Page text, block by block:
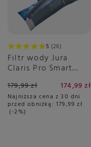
5 26
Filtr wody Jura
Claris Pro Smart
179,99 zł 174,99 zł
Najniższa cena z 30 dni
przed obniżką: 179,99 zł
-2%